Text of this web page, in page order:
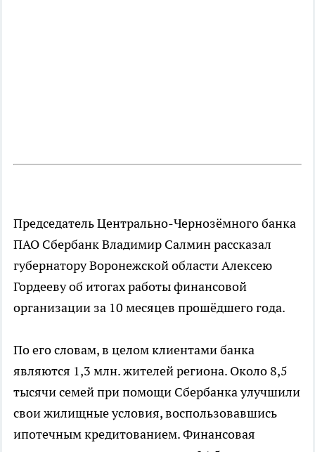
Председатель Центрально-Чернозёмного банка
ПАО Сбербанк Владимир Салмин рассказал
губернатору Воронежской области Алексею
Гордееву об итогах работы финансовой
организации за 10 месяцев прошёдшего года.
По его словам, в целом клиентами банка
являются 1,3 млн. жителей региона. Около 8,5
тысячи семей при помощи Сбербанка улучшили
свои жилищные условия, воспользовавшись
ипотечным кредитованием. Финансовая